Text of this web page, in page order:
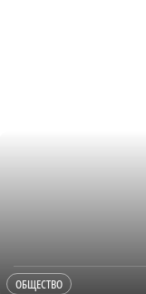
ОБЩЕСТВО